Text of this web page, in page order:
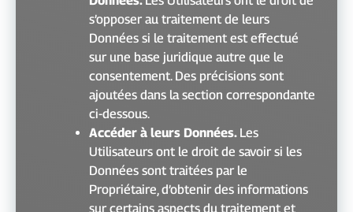
s’opposer au traitement de leurs
Données si le traitement est effectué
sur une base juridique autre que le
consentement. Des précisions sont
ajoutées dans la section correspondante
ci-dessous.
Accéder à leurs Données. Les
Utilisateurs ont le droit de savoir si les
Données sont traitées par le
Propriétaire, d’obtenir des informations
sur certains aspects du traitement et